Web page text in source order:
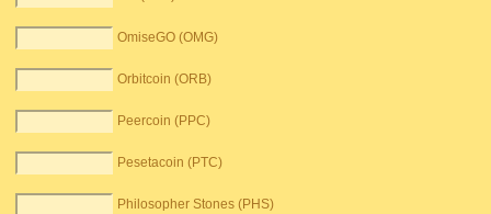
OmiseGO (OMG)
Orbitcoin (ORB)
Peercoin (PPC)
Pesetacoin (PTC)
Philosopher Stones (PHS)